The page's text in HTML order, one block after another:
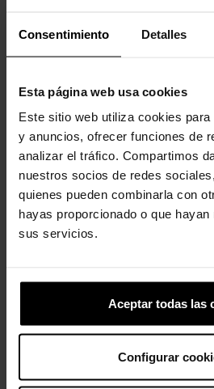
Consentimiento Detalles
Esta página web usa cookies
Este sitio web utiliza cookies
y anuncios, ofrecer funciones de
analizar el tráfico. Compartimos
nuestros socios de redes
quienes pueden combinarla con
hayas proporcionado o que
sus servicios.
Aceptar todas las
Configurar
Letra K
4,99 € 3,99 €